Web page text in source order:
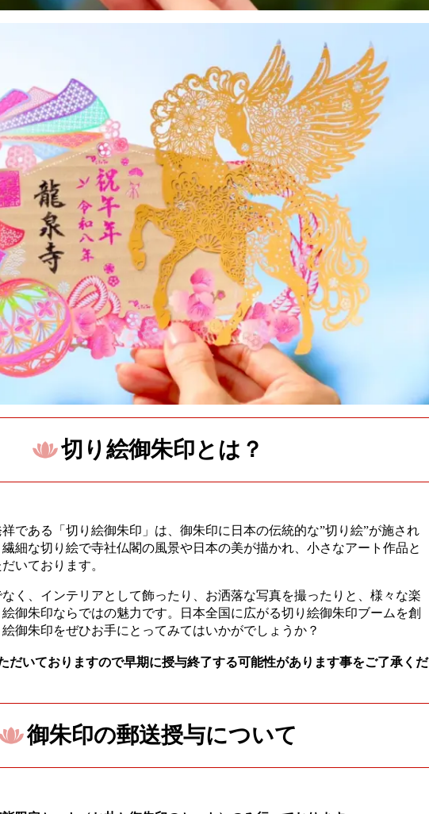
切り絵御朱印とは？
である「切り絵御朱印」は、御朱印に日本の伝統的な”切り絵”が施され
細な切り絵で寺社仏閣の風景や日本の美が描かれ、小さなアート作品と
いております。
く、インテリアとして飾ったり、お洒落な写真を撮ったりと、様々な楽
御朱印ならではの魅力です。日本全国に広がる切り絵御朱印ブームを創
御朱印をぜひお手にとってみてはいかがでしょうか？
だいておりますので早期に授与終了する可能性があります事をご了承くだ
御朱印の郵送授与について